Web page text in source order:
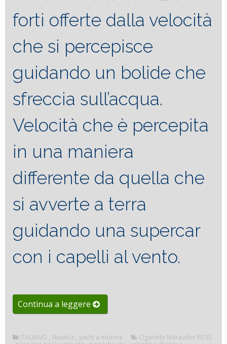
forti offerte dalla velocità
che si percepisce
guidando un bolide che
sfreccia sull’acqua.
Velocità che è percepita
in una maniera
differente da quella che
si avverte a terra
guidando una supercar
con i capelli al vento.
Continua a leggere “Cigarette
Marauder
SS
ITALIANO , Nautica , yacht a motore
Cigarette Marauder 50 SS